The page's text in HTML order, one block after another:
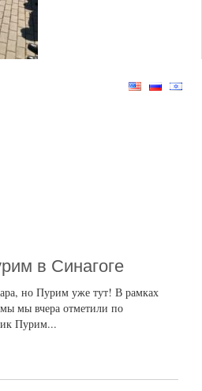
в Синагоге
но Пурим уже тут! В рамках
мы вчера отметили по
Пурим...